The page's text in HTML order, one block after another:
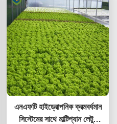
এনএফটি হাইড্রোপনিক ক্রমবর্ধমান
সিস্টেমের সাথে মাল্টিপ্যান লেটুস